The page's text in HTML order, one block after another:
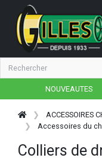
NOUVEAUTES
ACCESSOIRES
Accessoires du
Colliers de